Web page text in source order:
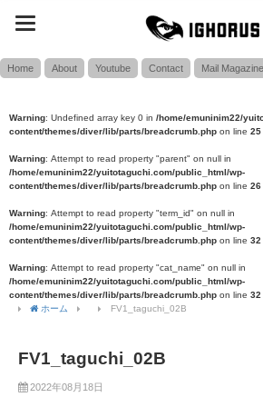
toggle
Home About Youtube Contact Mail Magazine
Warning: Undefined array key 0 in /home/emuninim22/
content/themes/diver/lib/parts/breadcrumb.php on line 25
Warning: Attempt to read property "parent" on null in
/home/emuninim22/yuitotaguchi.com/public_html/wp-
content/themes/diver/lib/parts/breadcrumb.php on line 26
Warning: Attempt to read property "term_id" on null in
/home/emuninim22/yuitotaguchi.com/public_html/wp-
content/themes/diver/lib/parts/breadcrumb.php on line 32
Warning: Attempt to read property "cat_name" on null in
/home/emuninim22/yuitotaguchi.com/public_html/wp-
content/themes/diver/lib/parts/breadcrumb.php on line 32
ホーム
FV1_taguchi_02B
FV1_taguchi_02B
2022年08月18日